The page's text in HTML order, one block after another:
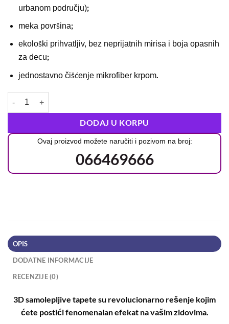
urbanom području);
meka površina;
ekološki prihvatljiv, bez neprijatnih mirisa i boja opasnih
za decu;
jednostavno čišćenje mikrofiber krpom.
DODAJ U KORPU
Ovaj proizvod možete naručiti i pozivom na broj:
066469666
OPIS
DODATNE INFORMACIJE
RECENZIJE (0)
3D samolepljive tapete su revolucionarno rešenje kojim
ćete postići fenomenalan efekat na vašim zidovima.